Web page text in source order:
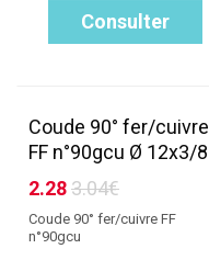
Consulter
Coude 90° fer/cuivre
FF n°90gcu Ø 12x3/8
2.283.04€
Coude 90° fer/cuivre FF
n°90gcu